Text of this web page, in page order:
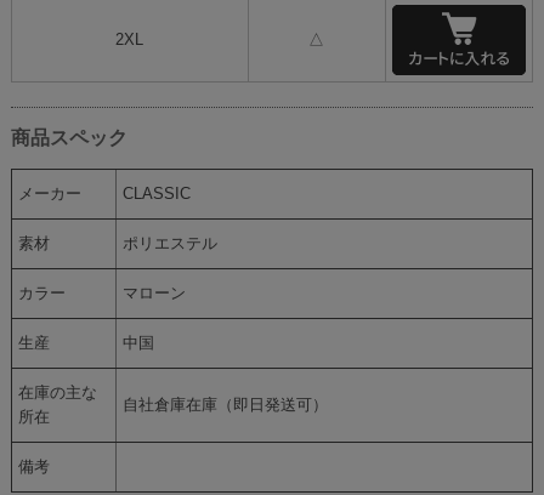
2XL △
商品スペック
メーカー CLASSIC
素材 ポリエステル
カラー マローン
生産 中国
在庫の主な
所在
自社倉庫在庫（即日発送可）
備考